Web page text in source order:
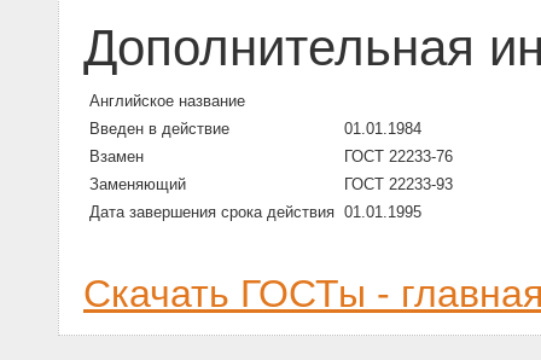
Дополнительная
Английское название
Введен в действие
01.01.1984
Взамен
ГОСТ 22233-76
Заменяющий
ГОСТ 22233-93
Дата завершения срока действия 01.01.1995
Скачать ГОСТы -